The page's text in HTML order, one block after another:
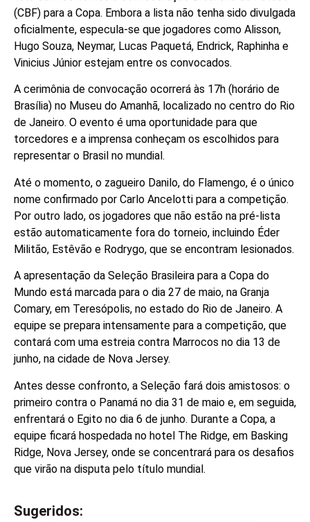
(CBF) para a Copa. Embora a lista não tenha sido divulgada
oficialmente, especula-se que jogadores como Alisson,
Hugo Souza, Neymar, Lucas Paquetá, Endrick, Raphinha e
Vinicius Júnior estejam entre os convocados.
A cerimônia de convocação ocorrerá às 17h (horário de
Brasília) no Museu do Amanhã, localizado no centro do Rio
de Janeiro. O evento é uma oportunidade para que
torcedores e a imprensa conheçam os escolhidos para
representar o Brasil no mundial.
Até o momento, o zagueiro Danilo, do Flamengo, é o único
nome confirmado por Carlo Ancelotti para a competição.
Por outro lado, os jogadores que não estão na pré-lista
estão automaticamente fora do torneio, incluindo Éder
Militão, Estêvão e Rodrygo, que se encontram lesionados.
A apresentação da Seleção Brasileira para a Copa do
Mundo está marcada para o dia 27 de maio, na Granja
Comary, em Teresópolis, no estado do Rio de Janeiro. A
equipe se prepara intensamente para a competição, que
contará com uma estreia contra Marrocos no dia 13 de
junho, na cidade de Nova Jersey.
Antes desse confronto, a Seleção fará dois amistosos: o
primeiro contra o Panamá no dia 31 de maio e, em seguida,
enfrentará o Egito no dia 6 de junho. Durante a Copa, a
equipe ficará hospedada no hotel The Ridge, em Basking
Ridge, Nova Jersey, onde se concentrará para os desafios
que virão na disputa pelo título mundial.
Sugeridos: